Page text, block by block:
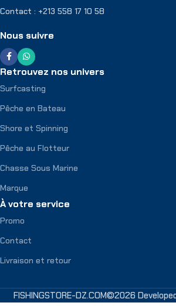
Contact : +213 558 17 10 58
Nous suivre
Retrouvez nos univers
Surfcasting
Pêche en Bateau
Shore et Spinning
Pêche au Flotteur
Chasse Sous Marine
Marque
À votre service
Promo
Contact
Livraison et retour
FISHINGSTORE-DZ.COM©2026
Jig